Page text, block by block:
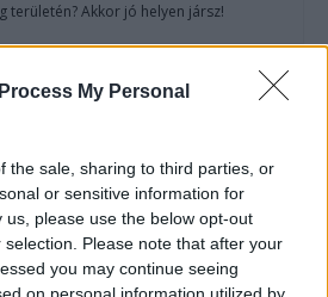
My Personal
the sale, sharing to third parties, or
or sensitive information for
please use the below opt-out
Please note that after your
you may continue seeing
területén? Akkor jó helyen jársz!
hat szabadalommal készül a
szilárdtest-akkumulátor-